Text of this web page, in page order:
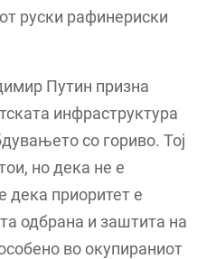
руски рафинериски
Путин призна
инфраструктура
со гориво. Тој
но дека не е
дека приоритет е
одбрана и заштита на
во окупираниот